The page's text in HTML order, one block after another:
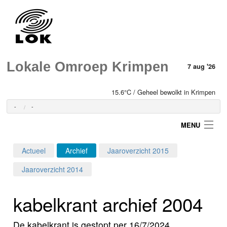
Lokale Omroep Krimpen 7 aug '26
15.6°C / Geheel bewolkt in Krimpen
- -
MENU
Programma's
Actueel Archief
Jaaroverzicht 2015
Jaaroverzicht 2014
kabelkrant archief 2004